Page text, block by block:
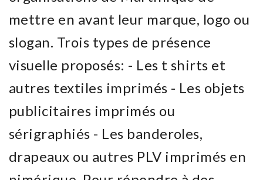
mettre en avant leur marque, logo ou
slogan. Trois types de présence
visuelle proposés: - Les t shirts et
autres textiles imprimés - Les objets
publicitaires imprimés ou
sérigraphiés - Les banderoles,
drapeaux ou autres PLV imprimés en